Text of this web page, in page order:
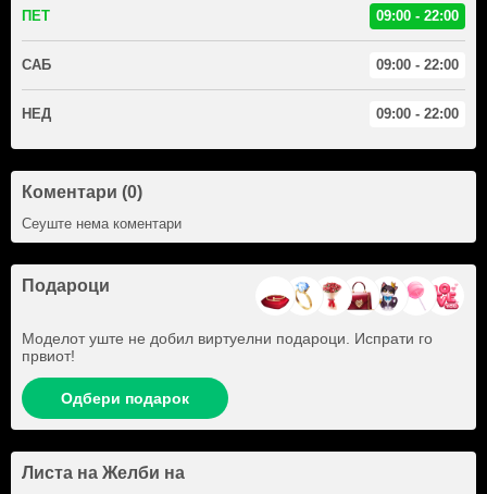
ПЕТ 09:00 - 22:00
САБ 09:00 - 22:00
НЕД 09:00 - 22:00
Коментари (0)
Сеуште нема коментари
Подароци
Моделот уште не добил виртуелни подароци. Испрати го
првиот!
Одбери подарок
Листа на Желби на